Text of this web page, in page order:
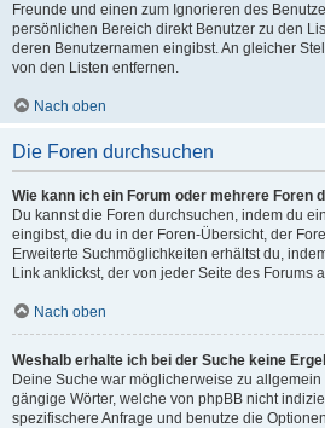
Freunde und einen zum Ignorieren des
persönlichen Bereich direkt Benutzer zu den
deren Benutzernamen eingibst. An gleicher
von den Listen entfernen.
Nach oben
Die Foren durchsuchen
Wie kann ich ein Forum oder mehrere Foren
Du kannst die Foren durchsuchen, indem du
eingibst, die du in der Foren-Übersicht, der
Erweiterte Suchmöglichkeiten erhältst du,
Link anklickst, der von jeder Seite des Forums
Nach oben
Weshalb erhalte ich bei der Suche keine
Deine Suche war möglicherweise zu
gängige Wörter, welche von phpBB nicht
spezifischere Anfrage und benutze die